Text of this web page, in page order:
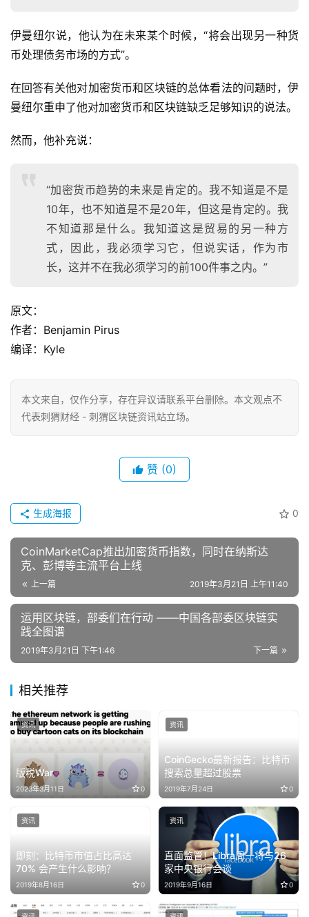
伊曼纽尔说，他认为在未来某个时候，“将会出现另一种货
币处理债务市场的方式”。
在回答有关他对加密货币和区块链的总体看法的问题时，伊
曼纽尔重申了他对加密货币和区块链缺乏足够知识的说法。
然而，他补充说：
“加密货币趋势的未来是肯定的。我不知道是不是
10年，也不知道是不是20年，但这是肯定的。我
不知道那是什么。我知道这是贸易的另一种方
式，因此，我必须学习它，但说实话，作为市
长，这并不在我必须学习的前100件事之内。”
原文：
作者：Benjamin Pirus
编译：Kyle
本文来自 ，仅作分享，存在异议请联系平台删除。本文观点不
代表刺猬财经 - 刺猬区块链资讯站立场。
赞 (0)
0
生成海报
CoinMarketCap推出加密货币指数，同时在纳斯达
克、彭博等主流平台上线
上一篇 2019年3月21日 上午11:40
运用区块链，部委们在行动 ——中国各部委区块链实
践全图谱
下一篇
2019年3月21日 下午1:46
相关推荐
版税War
2023年3月11日 0
资讯
CoinGecko最新报告：比特币
搜索总量超过股票
2019年7月24日 0
资讯
即刻：比特币市值占比高达
70% 会产生什么影响？
2019年8月16日 0
资讯
直面监管！Libra周一将与26
家中央银行会谈
2019年9月16日 0
资讯